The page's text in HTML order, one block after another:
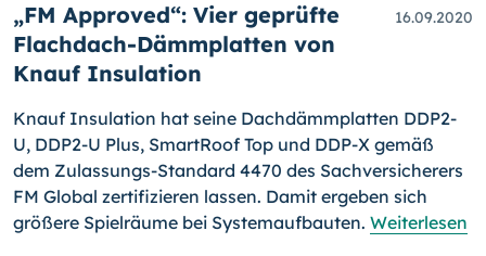
„FM Approved“: Vier geprüfte
Flachdach-Dämmplatten von
Knauf Insulation
16.09.2020
Knauf Insulation hat seine Dachdämmplatten DDP2-
U, DDP2-U Plus, Smart­Roof Top und DDP-X gemäß
dem Zulassungs-Standard 4470 des Sachversicherers
FM Global zertifizieren lassen. Damit ergeben sich
größere Spielräume bei Systemaufbauten. Weiterlesen